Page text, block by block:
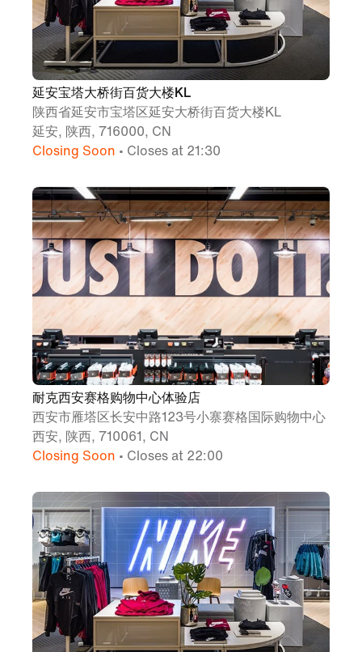
延安宝塔大桥街百货大楼KL
陕西省延安市宝塔区延安大桥街百货大楼KL
延安, 陕西, 716000, CN
Closing Soon • Closes at 21:30
耐克西安赛格购物中心体验店
西安市雁塔区长安中路123号小寨赛格国际购物中心
西安, 陕西, 710061, CN
Closing Soon • Closes at 22:00